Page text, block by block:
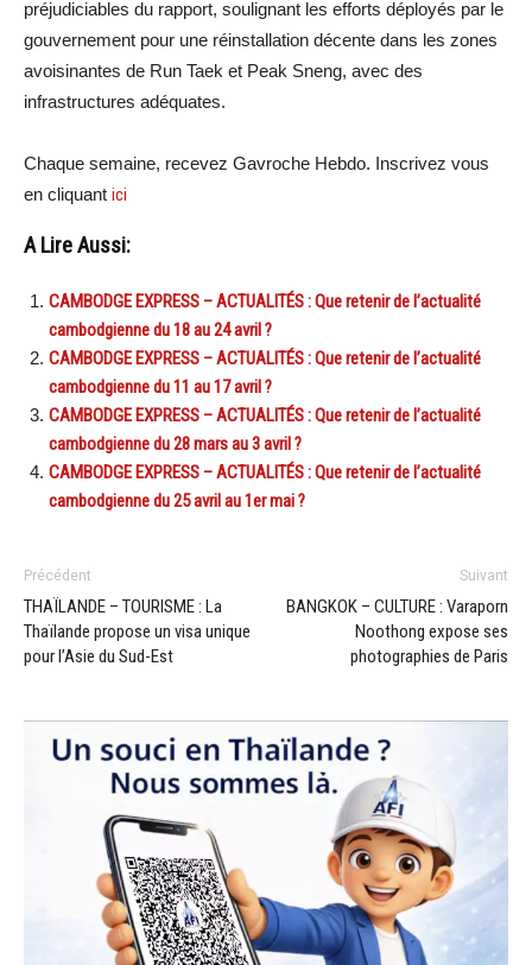
préjudiciables du rapport, soulignant les efforts déployés par le
gouvernement pour une réinstallation décente dans les zones
avoisinantes de Run Taek et Peak Sneng, avec des
infrastructures adéquates.
Chaque semaine, recevez Gavroche Hebdo. Inscrivez vous
en cliquant ici
A Lire Aussi:
CAMBODGE EXPRESS – ACTUALITÉS : Que retenir de l’actualité
cambodgienne du 18 au 24 avril ?
CAMBODGE EXPRESS – ACTUALITÉS : Que retenir de l’actualité
cambodgienne du 11 au 17 avril ?
CAMBODGE EXPRESS – ACTUALITÉS : Que retenir de l’actualité
cambodgienne du 28 mars au 3 avril ?
CAMBODGE EXPRESS – ACTUALITÉS : Que retenir de l’actualité
cambodgienne du 25 avril au 1er mai ?
Précédent
THAÏLANDE – TOURISME : La
Thaïlande propose un visa unique
pour l’Asie du Sud-Est
Suivant
BANGKOK – CULTURE : Varaporn
Noothong expose ses
photographies de Paris